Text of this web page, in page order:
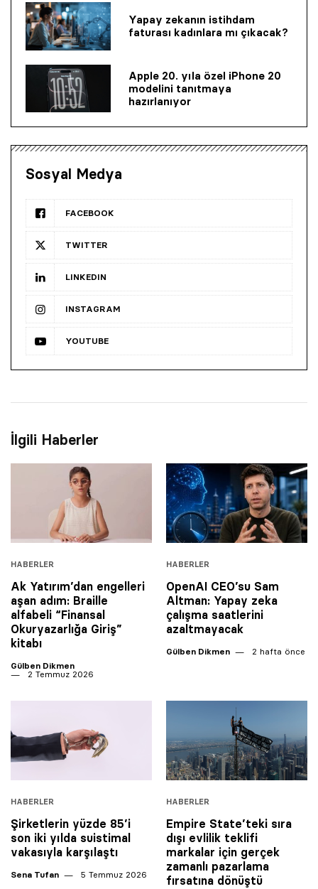
Yapay zekanın istihdam
faturası kadınlara mı çıkacak?
Apple 20. yıla özel iPhone 20
modelini tanıtmaya
hazırlanıyor
Sosyal Medya
FACEBOOK
TWITTER
LINKEDIN
INSTAGRAM
YOUTUBE
İlgili Haberler
HABERLER
Ak Yatırım’dan engelleri
aşan adım: Braille
alfabeli “Finansal
Okuryazarlığa Giriş”
kitabı
Gülben Dikmen
2 Temmuz 2026
HABERLER
OpenAI CEO’su Sam
Altman: Yapay zeka
çalışma saatlerini
azaltmayacak
Gülben Dikmen 2 hafta önce
HABERLER
Şirketlerin yüzde 85’i
son iki yılda suistimal
vakasıyla karşılaştı
Sena Tufan 5 Temmuz 2026
HABERLER
Empire State’teki sıra
dışı evlilik teklifi
markalar için gerçek
zamanlı pazarlama
fırsatına dönüştü